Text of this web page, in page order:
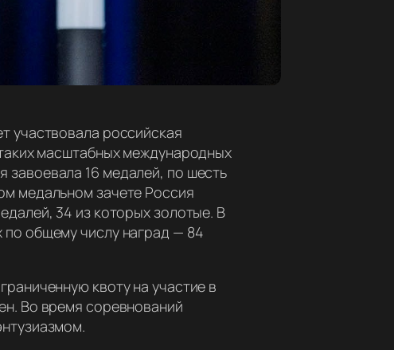
участвовала российская
масштабных международных
завоевала 16 медалей, по шесть
медальном зачете Россия
34 из которых золотые. В
общему числу наград — 84
квоту на участие в
Во время соревнований